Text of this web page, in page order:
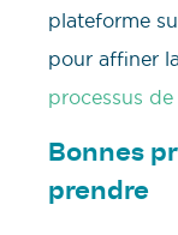
plateforme
pour affiner
processus
Bonnes
prendre